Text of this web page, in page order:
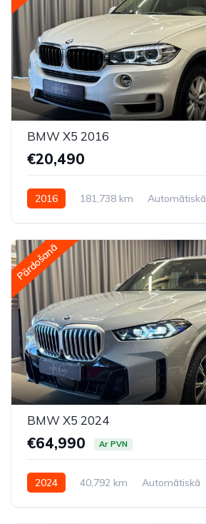
BMW X5 2016
€20,490
2016 181,738 km Automātiskā
Pārdošanā
BMW X5 2024
€64,990 Ar PVN
2024 40,792 km Automātiskā